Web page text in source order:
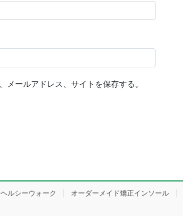
メールアドレス、サイトを保存する。
ルシーウォーク オーダーメイド矯正インソール